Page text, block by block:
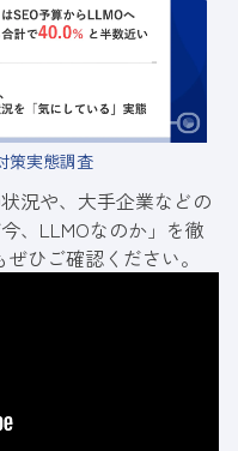
策実態調査
況や、大手企業などの
、LLMOなのか」を徹
ひご確認ください。